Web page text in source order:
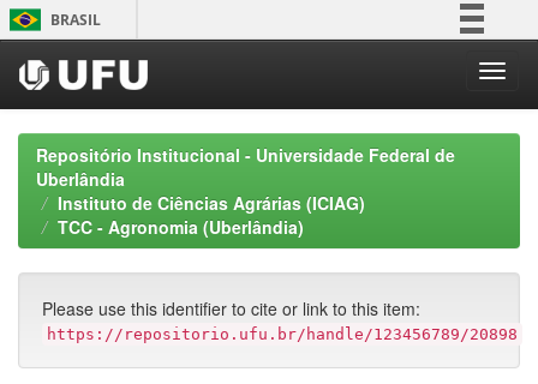
Skip
navigation
BRASIL
Participe
Acesso à informação
Legislação
Repositório Institucional - Universidade Federal de
Uberlândia
Instituto de Ciências Agrárias (ICIAG)
TCC - Agronomia (Uberlândia)
Please use this identifier to cite or link to this item:
https://repositorio.ufu.br/handle/123456789/20898